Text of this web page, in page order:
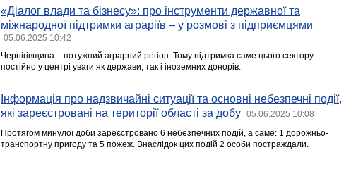
«Діалог влади та бізнесу»: про інструменти державної та
міжнародної підтримки аграріїв – у розмові з підприємцями
05.06.2025 10:42
Чернігівщина – потужний аграрний регіон. Тому підтримка саме цього сектору –
постійно у центрі уваги як держави, так і іноземних донорів.
Інформація про надзвичайні ситуації та основні небезпечні події,
які зареєстровані на території області за добу
05.06.2025 10:08
Протягом минулої доби зареєстровано 6 небезпечних подій, а саме: 1 дорожньо-
транспортну пригоду та 5 пожеж. Внаслідок цих подій 2 особи постраждали.